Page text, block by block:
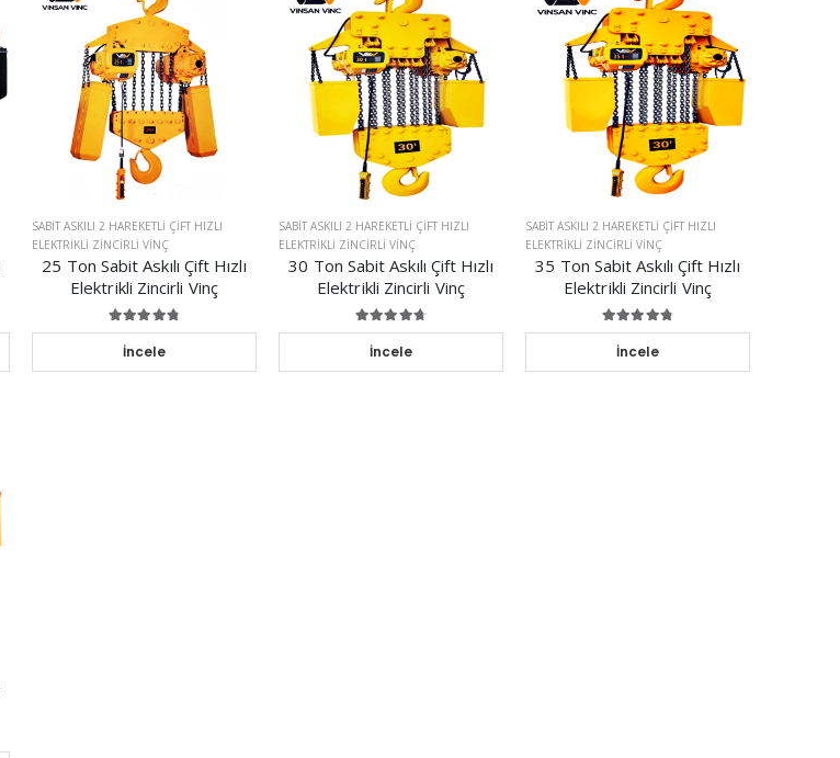
SABIT ASKILI 2 HAREKETLI ÇIFT HIZLI
ELEKTRIKLI ZINCIRLI VINÇ
25 Ton Sabit Askılı Çift Hızlı
Elektrikli Zincirli Vinç
İncele
SABIT ASKILI 2 HAREKETLI ÇIFT HIZLI
ELEKTRIKLI ZINCIRLI VINÇ
30 Ton Sabit Askılı Çift Hızlı
Elektrikli Zincirli Vinç
İncele
SABIT ASKILI 2 HAREKETLI ÇIFT HIZLI
ELEKTRIKLI ZINCIRLI VINÇ
35 Ton Sabit Askılı Çift Hızlı
Elektrikli Zincirli Vinç
İncele